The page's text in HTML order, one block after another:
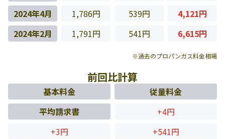
2024年4月
1,786円 539円
4,121円
2024年2月
1,791円 541円 6,615円
※過去のプロパンガス料金相場
前回比計算
基本料金
従量料金
平均請求書
+4円
+3円
+541円